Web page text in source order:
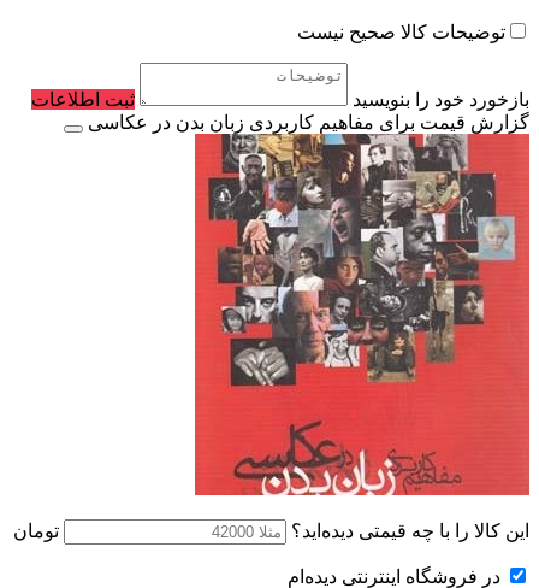
توضیحات کالا صحیح نیست
بازخورد خود را بنویسید
ثبت اطلاعات
گزارش قیمت برای مفاهیم کاربردی زبان بدن در عکاسی
این کالا را با چه قیمتی دیده‌اید؟ تومان
در فروشگاه اینترنتی دیده‌ام